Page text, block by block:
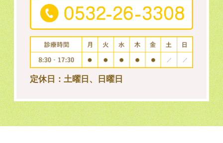
定休日：土曜日、日曜日